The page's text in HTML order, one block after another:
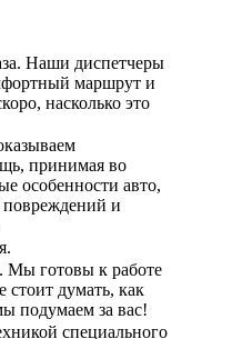
Наши диспетчеры
маршрут и
насколько это
принимая во
особенности авто,
повреждений и
Мы готовы к работе
думать, как
подумаем за вас!
специального